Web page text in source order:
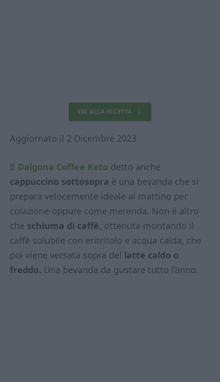
VAI ALLA RICETTA
Aggiornato il 2 Dicembre 2023
Il Dalgona Coffee Keto detto anche
cappuccino sottosopra è una bevanda che si
prepara velocemente ideale al mattino per
colazione oppure come merenda. Non è altro
che schiuma di caffè, ottenuta montando il
caffè solubile con eritritolo e acqua calda, che
poi viene versata sopra del latte caldo o
freddo. Una bevanda da gustare tutto l’anno.